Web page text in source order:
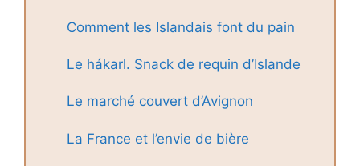
Comment les Islandais font du pain
Le hákarl. Snack de requin d’Islande
Le marché couvert d’Avignon
La France et l’envie de bière